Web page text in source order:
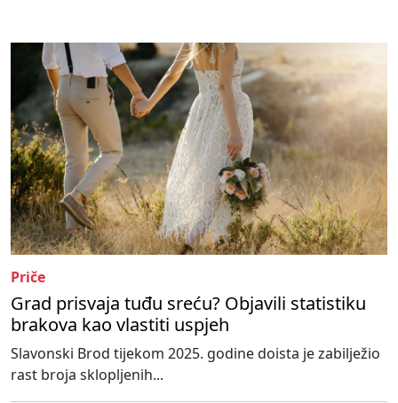
Priče
Grad prisvaja tuđu sreću? Objavili statistiku
brakova kao vlastiti uspjeh
Slavonski Brod tijekom 2025. godine doista je zabilježio
rast broja sklopljenih...